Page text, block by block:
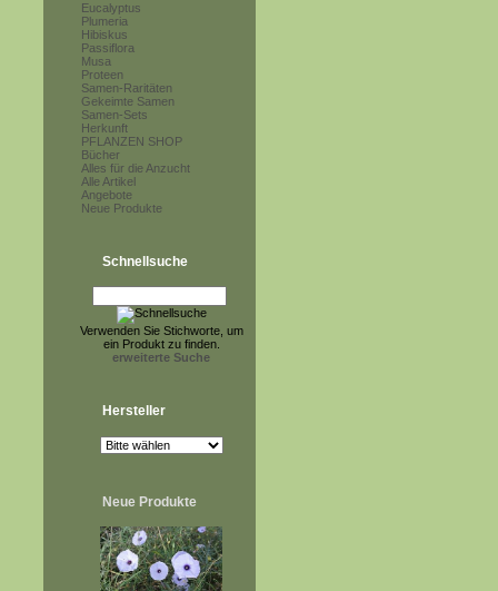
Eucalyptus
Plumeria
Hibiskus
Passiflora
Musa
Proteen
Samen-Raritäten
Gekeimte Samen
Samen-Sets
Herkunft
PFLANZEN SHOP
Bücher
Alles für die Anzucht
Alle Artikel
Angebote
Neue Produkte
Schnellsuche
Verwenden Sie Stichworte, um
ein Produkt zu finden.
erweiterte Suche
Hersteller
Neue Produkte